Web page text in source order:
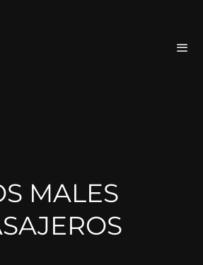
MALES